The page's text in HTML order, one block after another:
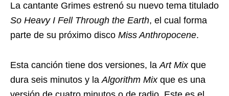
La cantante Grimes estrenó su nuevo tema titulado
So Heavy I Fell Through the Earth, el cual forma
parte de su próximo disco Miss Anthropocene.
Esta canción tiene dos versiones, laArt Mixque
dura seis minutos y laAlgorithm Mixque es una